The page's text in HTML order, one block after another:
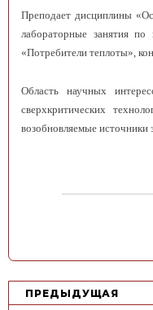
Преподает дисциплины
лабораторные занятия по
«Потребители теплоты»,
Область научных
сверхкритических
возобновляемые источники
НПРЕДЫДУЩАЯ